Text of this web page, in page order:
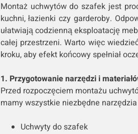
Montaż uchwytów do szafek jest
kuchni, łazienki czy garderoby.
ułatwiają codzienną eksploatację
całej przestrzeni. Warto więc
kroku, aby efekt końcowy spełniał
1. Przygotowanie narzędzi i
Przed rozpoczęciem montażu
mamy wszystkie niezbędne
Uchwyty do szafek